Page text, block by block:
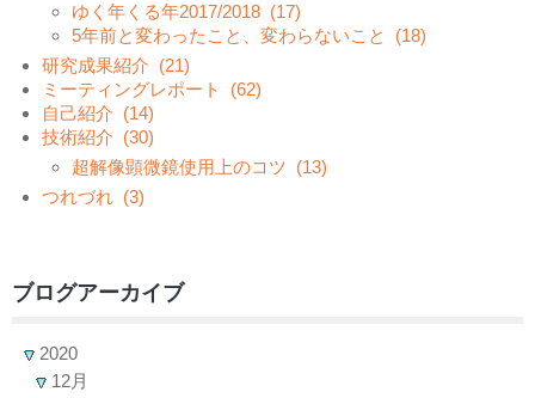
ゆく年くる年2017/2018 (17)
5年前と変わったこと、変わらないこと
(18)
研究成果紹介 (21)
ミーティングレポート
(62)
自己紹介 (14)
技術紹介 (30)
超解像顕微鏡使用上のコツ (13)
つれづれ (3)
ブログアーカイブ
2020
12月